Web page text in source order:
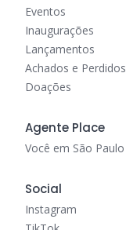
Eventos
Inaugurações
Lançamentos
Achados e Perdidos
Doações
Agente Place
Você em São Paulo
Social
Instagram